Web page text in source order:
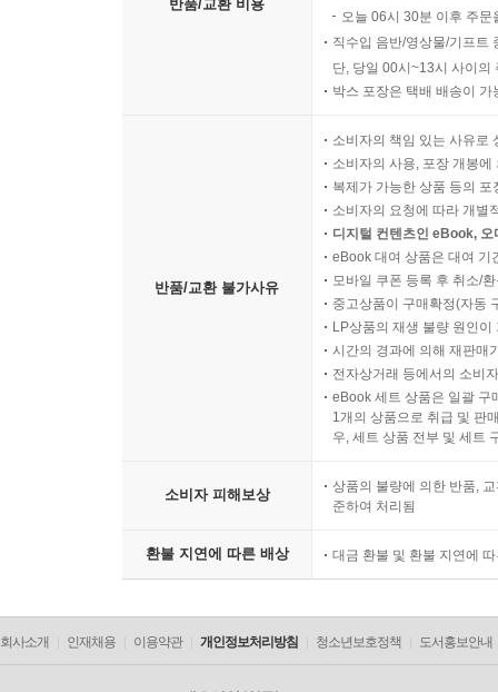
반품/교환 비용
오늘 06시 30분 이후 주
직수입 음반/영상물/기프트
단, 당일 00시~13시 사이의
박스 포장은 택배 배송이
반품/교환 불가사유
소비자의 책임 있는 사유로
소비자의 사용, 포장 개봉
복제가 가능한 상품 등의
소비자의 요청에 따라 개별
디지털 컨텐츠인 eBook,
eBook 대여 상품은 대여 기
모바일 쿠폰 등록 후 취소/
중고상품이 구매확정(자동
LP상품의 재생 불량 원인
시간의 경과에 의해 재판매
전자상거래 등에서의 소비
eBook 세트 상품은 일괄 구
1개의 상품으로 취급 및 판
우, 세트 상품 전부 및 세트
소비자 피해보상
상품의 불량에 의한 반품,
준하여 처리됨
환불 지연에 따른 배상 대금 환불 및 환불 지연에
회사소개 인재채용 이용약관 개인정보처리방침 청소년보호정책 도서홍보안내